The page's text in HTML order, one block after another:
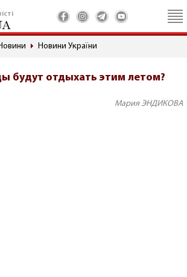
Новини України
будут отдыхать этим летом?
Мария ЭНДИКОВА